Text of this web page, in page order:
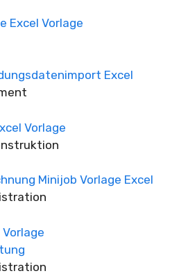
Excel Vorlage
Excel
Vorlage
Minijob Vorlage Excel